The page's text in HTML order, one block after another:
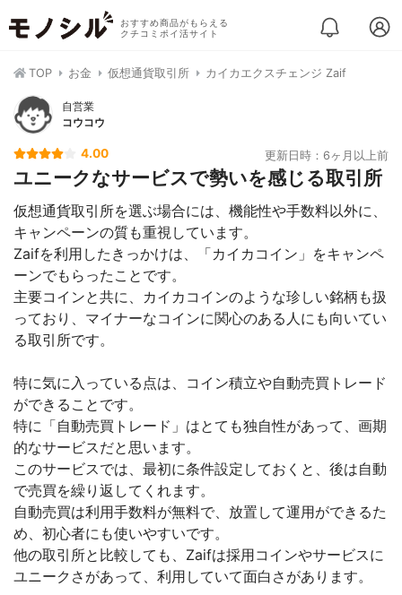
おすすめ商品がもらえる
クチコミポイ活サイト
TOP お金 仮想通貨取引所 カイカエクスチェンジ Zaif
自営業
コウコウ
4.00 更新日時：6ヶ月以上前
ユニークなサービスで勢いを感じる取引所
仮想通貨取引所を選ぶ場合には、機能性や手数料以外に、
キャンペーンの質も重視しています。
Zaifを利用したきっかけは、「カイカコイン」をキャンペ
ーンでもらったことです。
主要コインと共に、カイカコインのような珍しい銘柄も扱
っており、マイナーなコインに関心のある人にも向いてい
る取引所です。
特に気に入っている点は、コイン積立や自動売買トレード
ができることです。
特に「自動売買トレード」はとても独自性があって、画期
的なサービスだと思います。
このサービスでは、最初に条件設定しておくと、後は自動
で売買を繰り返してくれます。
自動売買は利用手数料が無料で、放置して運用ができるた
め、初心者にも使いやすいです。
他の取引所と比較しても、Zaifは採用コインやサービスに
ユニークさがあって、利用していて面白さがあります。